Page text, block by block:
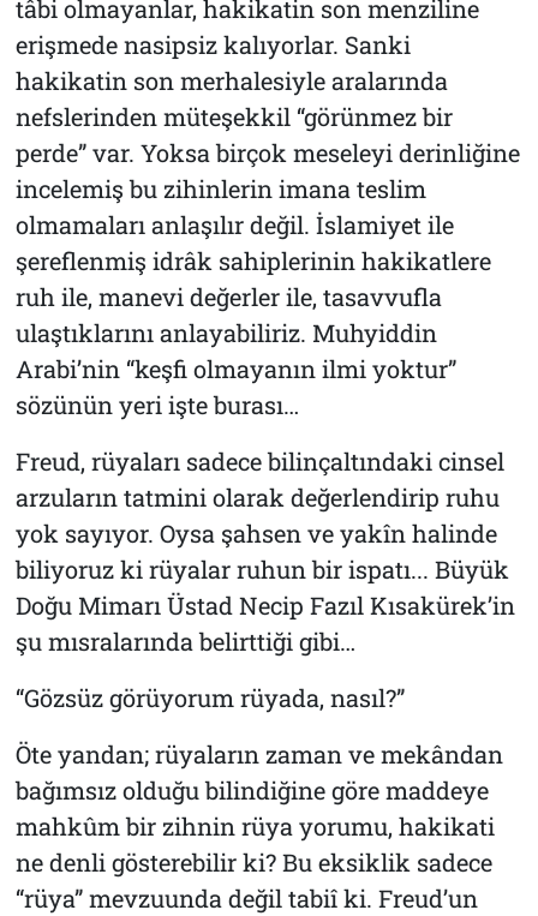
tâbi olmayanlar, hakikatin son menziline
erişmede nasipsiz kalıyorlar. Sanki
hakikatin son merhalesiyle aralarında
nefslerinden müteşekkil “görünmez bir
perde” var. Yoksa birçok meseleyi derinliğine
incelemiş bu zihinlerin imana teslim
olmamaları anlaşılır değil. İslamiyet ile
şereflenmiş idrâk sahiplerinin hakikatlere
ruh ile, manevi değerler ile, tasavvufla
ulaştıklarını anlayabiliriz. Muhyiddin
Arabi’nin “keşfi olmayanın ilmi yoktur”
sözünün yeri işte burası…
Freud, rüyaları sadece bilinçaltındaki cinsel
arzuların tatmini olarak değerlendirip ruhu
yok sayıyor. Oysa şahsen ve yakîn halinde
biliyoruz ki rüyalar ruhun bir ispatı... Büyük
Doğu Mimarı Üstad Necip Fazıl Kısakürek’in
şu mısralarında belirttiği gibi…
“Gözsüz görüyorum rüyada, nasıl?”
Öte yandan; rüyaların zaman ve mekândan
bağımsız olduğu bilindiğine göre maddeye
mahkûm bir zihnin rüya yorumu, hakikati
ne denli gösterebilir ki? Bu eksiklik sadece
“rüya” mevzuunda değil tabiî ki. Freud’un